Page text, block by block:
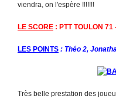
viendra, on l'espère !!!!!!!
LE SCORE : PTT TOULON 71
LES POINTS : Théo 2,
Très belle prestation des